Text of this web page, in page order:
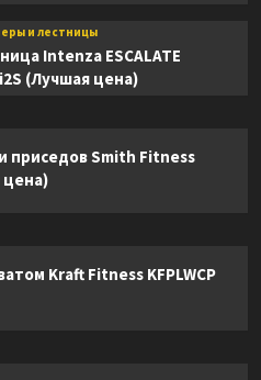
и лестницы
Intenza ESCALATE
(Лучшая цена)
приседов Smith Fitness
цена)
Kraft Fitness KFPLWCP